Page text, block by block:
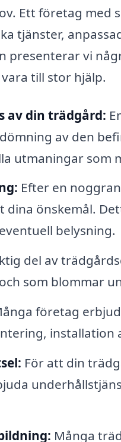
Ett företag
tjänster,
presenterar vi
till stor hjälp.
av din trädgård:
av den
utmaningar som
Efter en
dina önskemål.
belysning.
del av
som blommar
företag
installation
För att din
Många